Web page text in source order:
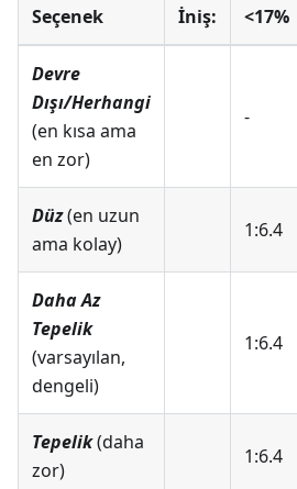
Seçenek İniş: <17%
Devre
Dışı/Herhangi
(en kısa ama
en zor)
-
Düz(en uzun
ama kolay)
1:6.4
Daha Az
Tepelik
(varsayılan,
dengeli)
1:6.4
Tepelik(daha
zor)
1:6.4